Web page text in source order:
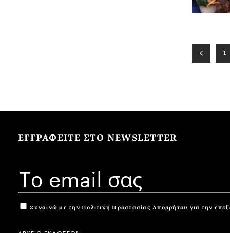
1
ΕΓΓΡΑΦΕΙΤΕ ΣΤΟ NEWSLETTER
Συναινώ με την Πολιτική Προστασίας Απορρήτου για την